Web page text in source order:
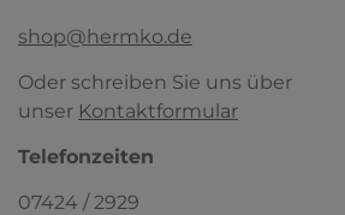
shop@hermko.de
Oder schreiben Sie uns über
unser Kontaktformular
Telefonzeiten
07424 / 2929